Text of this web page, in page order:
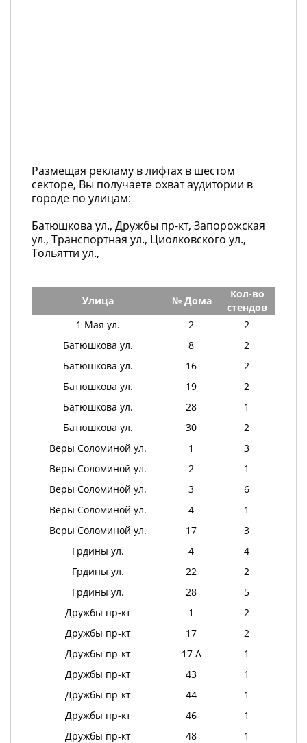
Размещая рекламу в лифтах в шестом
секторе, Вы получаете охват аудитории в
городе по улицам:
Батюшкова ул., Дружбы пр-кт, Запорожская
ул., Транспортная ул., Циолковского ул.,
Тольятти ул.,
Улица № Дома
Кол-во
стендов
1 Мая ул.
2
2
Батюшкова ул.
8
2
Батюшкова ул.
16
2
Батюшкова ул.
19
2
Батюшкова ул.
28
1
Батюшкова ул.
30
2
Веры Соломиной ул.
1
3
Веры Соломиной ул.
2
1
Веры Соломиной ул.
3
6
Веры Соломиной ул.
4
1
Веры Соломиной ул.
17
3
Грдины ул.
4
4
Грдины ул.
22
2
Грдины ул.
28
5
Дружбы пр-кт
1
2
Дружбы пр-кт
17
2
Дружбы пр-кт
17 А
1
Дружбы пр-кт
43
1
Дружбы пр-кт
44
1
Дружбы пр-кт
46
1
Дружбы пр-кт
48
1